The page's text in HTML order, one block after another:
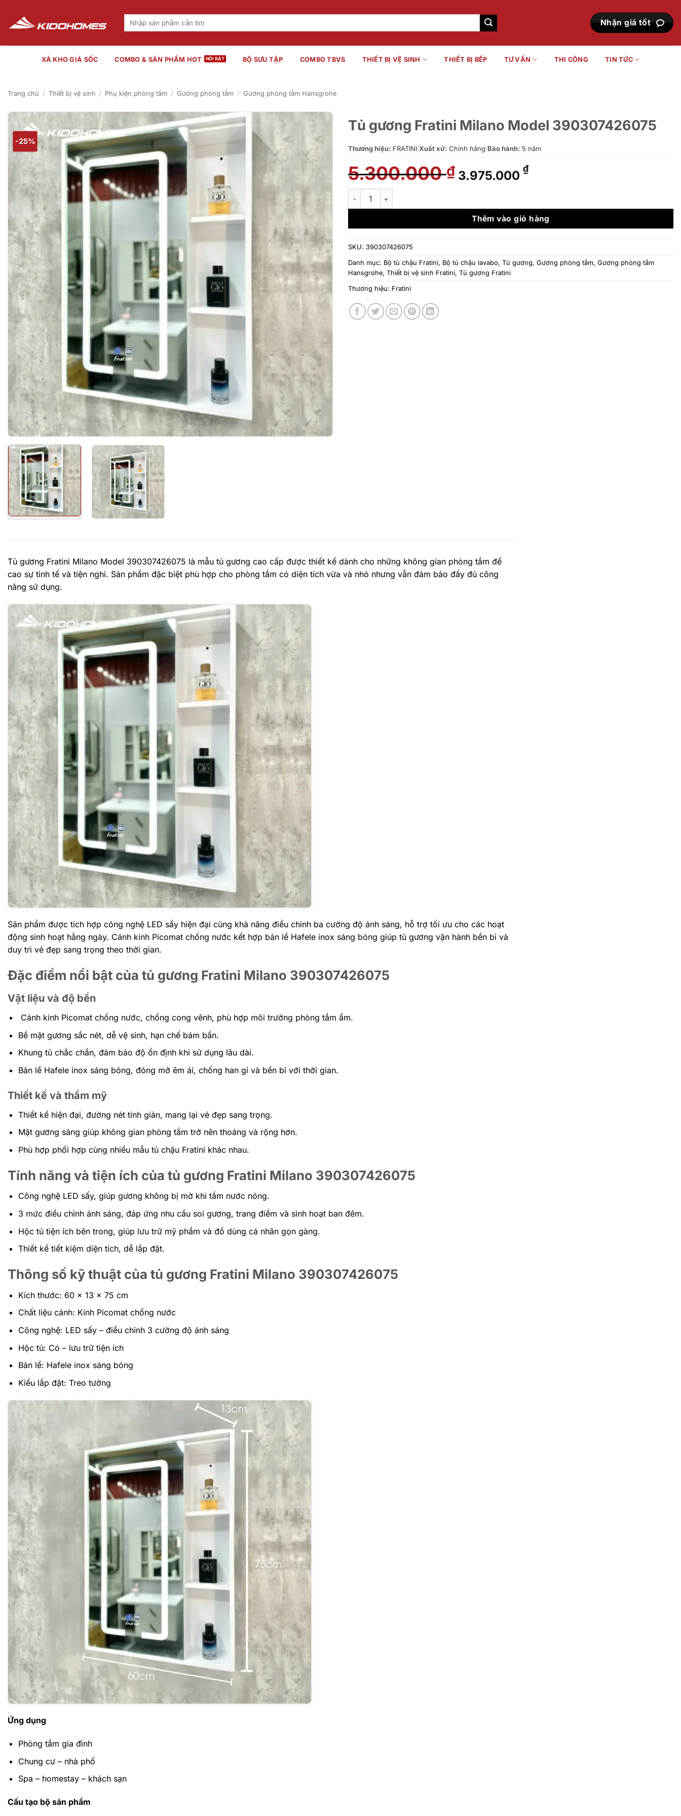
nội
dung
Tìm
Nhận giá tốt
XẢ KHO GIÁ SỐC COMBO & SẢN PHẨM HOT BỘ SƯU TẬP COMBO TBVS THIẾT BỊ VỆ SINH THIẾT BỊ BẾP TƯ VẤN THI CÔNG TIN TỨC
Trang chủ / Thiết bị vệ sinh / Phụ kiện phòng tắm / Gương phòng tắm / Gương phòng tắm Hansgrohe
-25%
Tủ gương Fratini Milano Model 390307426075
Thương hiệu: FRATINI Xuất xứ: Chính hãng Bảo hành: 5 năm
5.300.000₫ Giá
gốc
5.300.000 ₫.
3.975.000 ₫Giá
là:
3.975.000 ₫.
Tủ gương Fratini Milano Model 390307426075 số lượng
Thêm vào giỏ hàng
SKU: 390307426075
Danh mục: Bộ tủ chậu Fratini, Bộ tủ chậu lavabo, Tủ gương, Gương phòng tắm, Gương phòng tắm
Hansgrohe, Thiết bị vệ sinh Fratini, Tủ gương Fratini
Thương hiệu: Fratini
Tủ gương Fratini Milano Model 390307426075 là mẫu tủ gương cao cấp được thiết kế dành cho những không gian phòng tắm đề
cao sự tinh tế và tiện nghi. Sản phẩm đặc biệt phù hợp cho phòng tắm có diện tích vừa và nhỏ nhưng vẫn đảm bảo đầy đủ công
năng sử dụng.
Sản phẩm được tích hợp công nghệ LED sấy hiện đại cùng khả năng điều chỉnh ba cường độ ánh sáng, hỗ trợ tối ưu cho các hoạt
động sinh hoạt hằng ngày. Cánh kính Picomat chống nước kết hợp bản lề Hafele inox sáng bóng giúp tủ gương vận hành bền bỉ và
duy trì vẻ đẹp sang trọng theo thời gian.
Đặc điểm nổi bật của tủ gương Fratini Milano 390307426075
Vật liệu và độ bền
Cánh kính Picomat chống nước, chống cong vênh, phù hợp môi trường phòng tắm ẩm.
Bề mặt gương sắc nét, dễ vệ sinh, hạn chế bám bẩn.
Khung tủ chắc chắn, đảm bảo độ ổn định khi sử dụng lâu dài.
Bản lề Hafele inox sáng bóng, đóng mở êm ái, chống han gỉ và bền bỉ với thời gian.
Thiết kế và thẩm mỹ
Thiết kế hiện đại, đường nét tinh giản, mang lại vẻ đẹp sang trọng.
Mặt gương sáng giúp không gian phòng tắm trở nên thoáng và rộng hơn.
Phù hợp phối hợp cùng nhiều mẫu tủ chậu Fratini khác nhau.
Tính năng và tiện ích của tủ gương Fratini Milano 390307426075
Công nghệ LED sấy, giúp gương không bị mờ khi tắm nước nóng.
3 mức điều chỉnh ánh sáng, đáp ứng nhu cầu soi gương, trang điểm và sinh hoạt ban đêm.
Hộc tủ tiện ích bên trong, giúp lưu trữ mỹ phẩm và đồ dùng cá nhân gọn gàng.
Thiết kế tiết kiệm diện tích, dễ lắp đặt.
Thông số kỹ thuật của tủ gương Fratini Milano 390307426075
Kích thước: 60 x 13 x 75 cm
Chất liệu cánh: Kính Picomat chống nước
Công nghệ: LED sấy – điều chỉnh 3 cường độ ánh sáng
Hộc tủ: Có – lưu trữ tiện ích
Bản lề: Hafele inox sáng bóng
Kiểu lắp đặt: Treo tường
Ứng dụng
Phòng tắm gia đình
Chung cư – nhà phố
Spa – homestay – khách sạn
Cấu tạo bộ sản phẩm